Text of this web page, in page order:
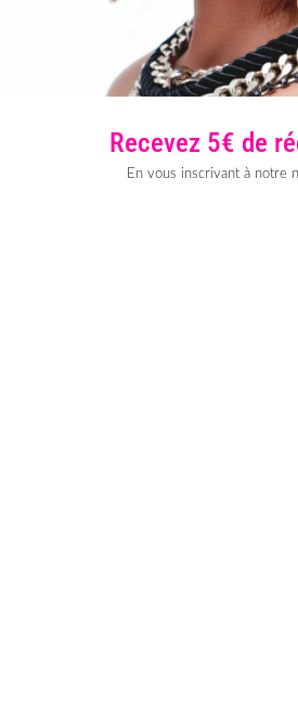
Recevez 5€ de
En vous inscrivant à notre